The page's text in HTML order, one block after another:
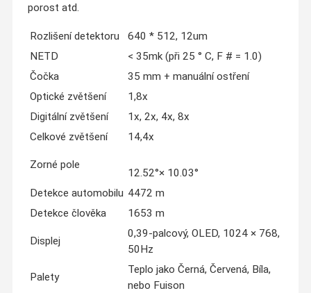
porost atd.
Rozlišení detektoru
640 * 512, 12um
NETD
< 35mk (při 25 ° C, F # = 1.0)
Čočka
35 mm + manuální ostření
Optické zvětšení
1,8x
Digitální zvětšení
1x, 2x, 4x, 8x
Celkové zvětšení
14,4x
Zorné pole
12.52°× 10.03°
Detekce automobilu 4472 m
Detekce člověka
1653 m
Displej
0,39-palcový, OLED, 1024 × 768,
50Hz
Palety
Teplo jako Černá, Červená, Bíla,
nebo Fuison